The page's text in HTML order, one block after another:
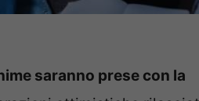
saranno prese con la